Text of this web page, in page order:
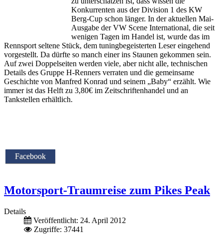
Konkurrenten aus der Division 1 des KW
Berg-Cup schon länger. In der aktuellen Mai-
Ausgabe der VW Scene International, die seit
wenigen Tagen im Handel ist, wurde das im
Rennsport seltene Stück, dem tuningbegeisterten Leser eingehend
vorgestellt. Da dürfte so manch einer ins Staunen gekommen sein.
Auf zwei Doppelseiten werden viele, aber nicht alle, technischen
Details des Gruppe H-Renners verraten und die gemeinsame
Geschichte von Manfred Konrad und seinem „Baby“ erzählt. Wie
immer ist das Helft zu 3,80€ im Zeitschriftenhandel und an
Tankstellen erhältlich.
Facebook
Motorsport-Traumreise zum Pikes Peak
Details
Veröffentlicht: 24. April 2012
Zugriffe: 37441